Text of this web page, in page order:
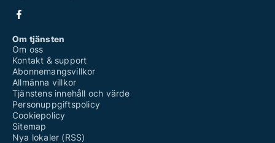
Om tjänsten
Om oss
Kontakt & support
Abonnemangsvillkor
Allmänna villkor
Tjänstens innehåll och värde
Personuppgiftspolicy
Cookiepolicy
Sitemap
Nya lokaler (RSS)